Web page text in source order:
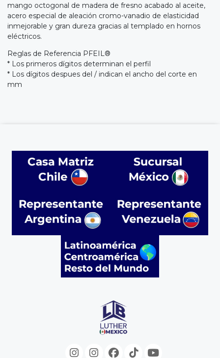
mango octogonal de madera de fresno acabado al aceite,
acero especial de aleación cromo-vanadio de elasticidad
inmejorable y gran dureza gracias al templado en hornos
eléctricos.
Reglas de Referencia PFEIL®
* Los primeros dígitos determinan el perfil
* Los dígitos despues del / indican el ancho del corte en
mm